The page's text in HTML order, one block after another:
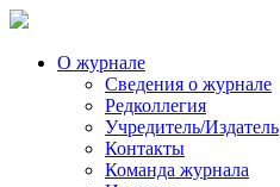
О журнале
Сведения о журнале
Редколлегия
Учредитель/Издатель
Контакты
Команда журнала